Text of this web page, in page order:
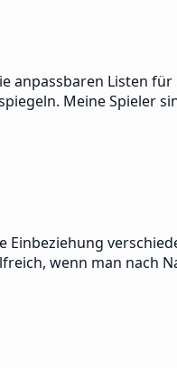
anpassbaren Listen
Meine Spieler
Einbeziehung
wenn man nach